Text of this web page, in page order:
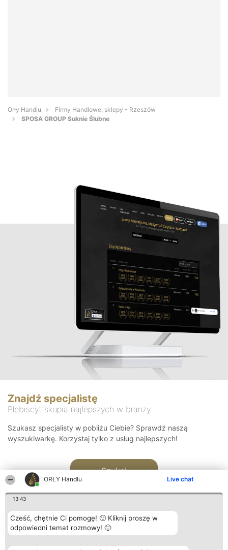
ORŁY Handlu Live chat
13:43
Cześć, chętnie Ci pomogę! 🙂 Kliknij proszę w
odpowiedni temat rozmowy! 🙂
Orły Handlu
Firmy Handlowe, sklepy - Rzeszów
SPOSA GROUP Suknie Ślubne
Znajdź specjalistę
Plebiscyt skupia najlepszych w branży
Szukasz specjalisty w pobliżu Ciebie? Sprawdź naszą
wyszukiwarkę. Korzystaj tylko z usług najlepszych!
Szukaj
Organizator plebiscytu Plebiscyt Kontakt